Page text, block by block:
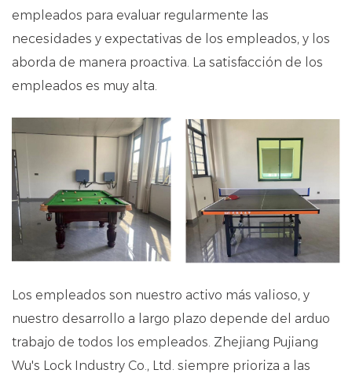
empleados para evaluar regularmente las
necesidades y expectativas de los empleados, y los
aborda de manera proactiva. La satisfacción de los
empleados es muy alta.
Los empleados son nuestro activo más valioso, y
nuestro desarrollo a largo plazo depende del arduo
trabajo de todos los empleados. Zhejiang Pujiang
Wu's Lock Industry Co., Ltd. siempre prioriza a las